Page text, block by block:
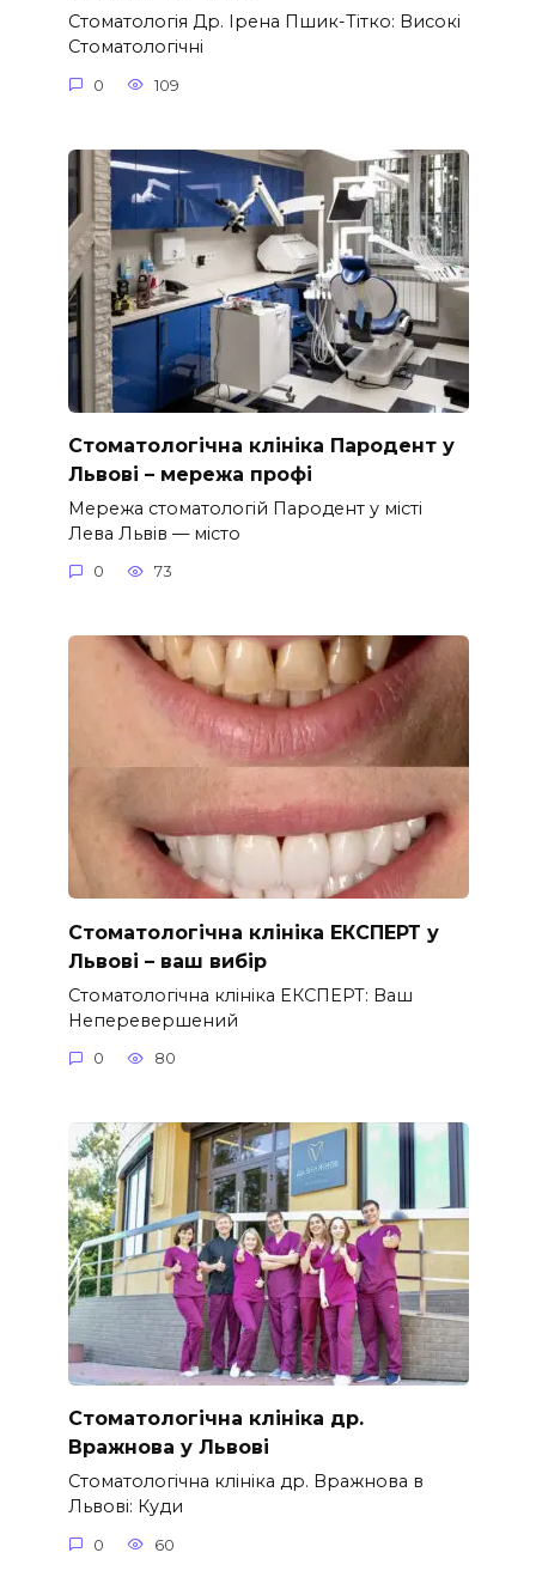
Стоматологія Др. Ірена Пшик-Тітко: Високі
Стоматологічні
0 109
Стоматологічна клініка Пародент у
Львові – мережа профі
Мережа стоматологій Пародент у місті
Лева Львів — місто
0 73
Стоматологічна клініка ЕКСПЕРТ у
Львові – ваш вибір
Стоматологічна клініка ЕКСПЕРТ: Ваш
Неперевершений
0 80
Стоматологічна клініка др.
Вражнова у Львові
Стоматологічна клініка др. Вражнова в
Львові: Куди
0 60